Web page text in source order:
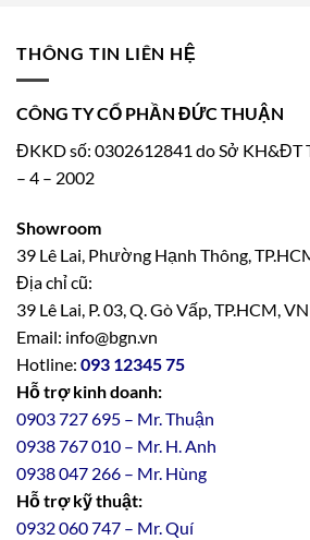
THÔNG TIN LIÊN HỆ
CÔNG TY CỔ PHẦN ĐỨC THUẬN
ĐKKD số: 0302612841 do Sở KH&ĐT
– 4 – 2002
Showroom
39 Lê Lai, Phường Hạnh Thông,
Địa chỉ cũ:
39 Lê Lai, P. 03, Q. Gò Vấp, TP.HCM, VN
Email: info@bgn.vn
Hotline: 093 12345 75
Hỗ trợ kinh doanh:
0903 727 695 – Mr. Thuận
0938 767 010 – Mr. H. Anh
0938 047 266 – Mr. Hùng
Hỗ trợ kỹ thuật:
0932 060 747 – Mr. Quí